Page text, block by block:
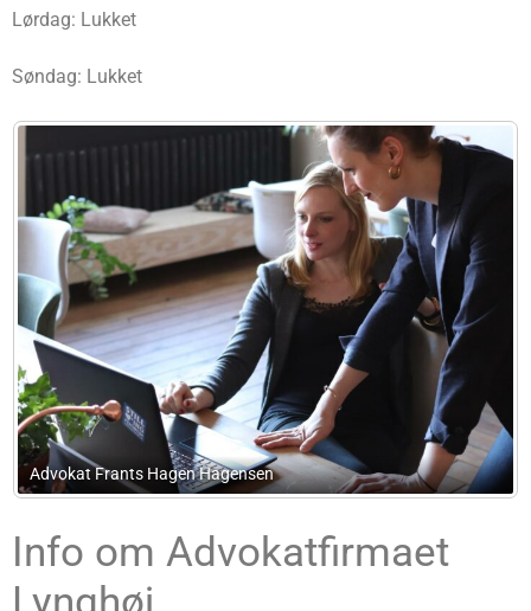
Lørdag: Lukket
Søndag: Lukket
Mardahl Petersen Advokataktieselskab
Info om Advokatfirmaet